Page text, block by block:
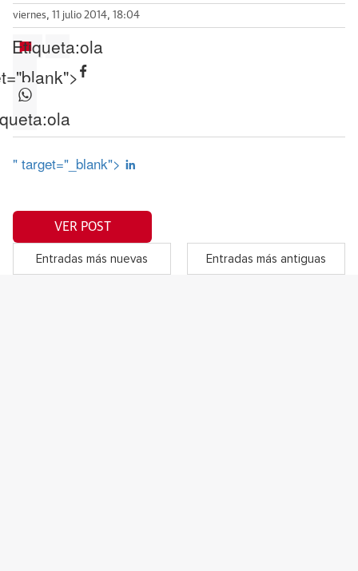
viernes, 11 julio 2014, 18:04
Etiqueta:ola
ola
" target="_blank">
VER POST
Entradas más nuevas Entradas más antiguas